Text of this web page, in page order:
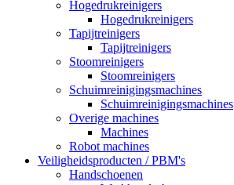
Hogedrukreinigers
Hogedrukreinigers
Tapijtreinigers
Tapijtreinigers
Stoomreinigers
Stoomreinigers
Schuimreinigingsmachines
Schuimreinigingsmachines
Overige machines
Machines
Robot machines
Veiligheidsproducten / PBM's
Handschoenen